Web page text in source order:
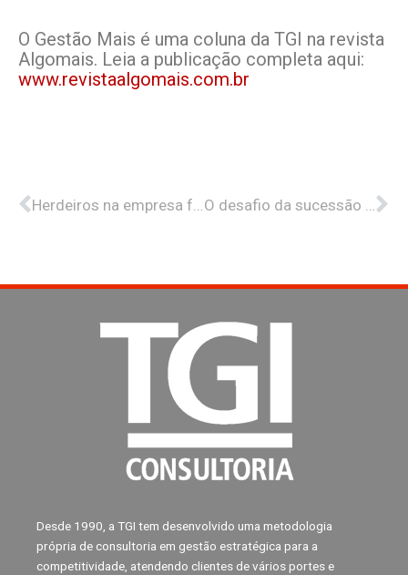
O Gestão Mais é uma coluna da TGI na revista
Algomais. Leia a publicação completa aqui:
www.revistaalgomais.com.br
Anterior Herdeiros na empresa familiar O desafio da sucessão na empresa familiar
Desde 1990, a TGI tem desenvolvido uma metodologia
própria de consultoria em gestão estratégica para a
competitividade, atendendo clientes de vários portes e